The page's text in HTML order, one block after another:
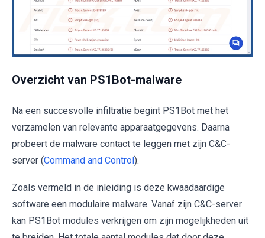
Overzicht van PS1Bot-malware
Na een succesvolle infiltratie begint PS1Bot met het
verzamelen van relevante apparaatgegevens. Daarna
probeert de malware contact te leggen met zijn C&C-
server (Command and Control).
Zoals vermeld in de inleiding is deze kwaadaardige
software een modulaire malware. Vanaf zijn C&C-server
kan PS1Bot modules verkrijgen om zijn mogelijkheden uit